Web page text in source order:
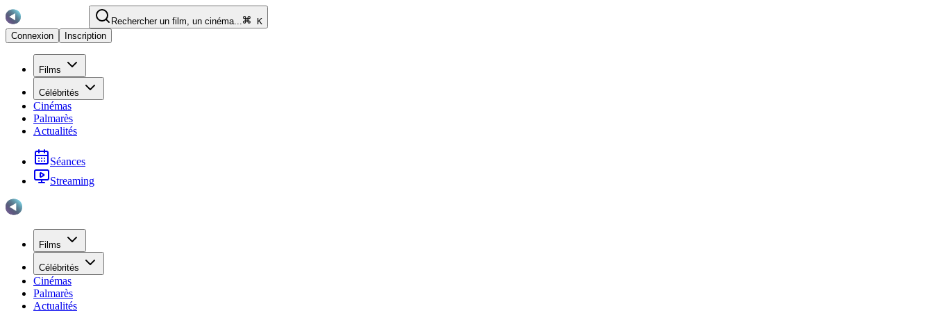
Rechercher un film, un cinéma...
K
Connexion
Inscription
Films
Célébrités
Cinémas
Palmarès
Actualités
Séances
Streaming
Films
Célébrités
Cinémas
Palmarès
Actualités